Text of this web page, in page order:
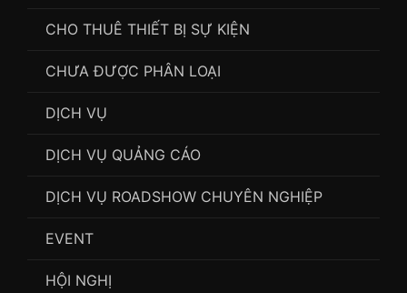
CHO THUÊ THIẾT BỊ SỰ KIỆN
CHƯA ĐƯỢC PHÂN LOẠI
DỊCH VỤ
DỊCH VỤ QUẢNG CÁO
DỊCH VỤ ROADSHOW CHUYÊN NGHIỆP
EVENT
HỘI NGHỊ